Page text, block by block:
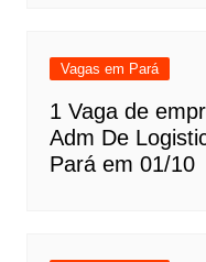
Vagas em Pará
1 Vaga de
Adm De
Pará em 01/10